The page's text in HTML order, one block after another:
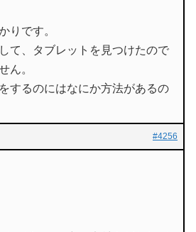
りです。
て、タブレットを見つけたので
ん。
するのにはなにか方法があるの
#4256